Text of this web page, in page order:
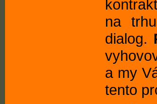
na
dialog.
a my
tento